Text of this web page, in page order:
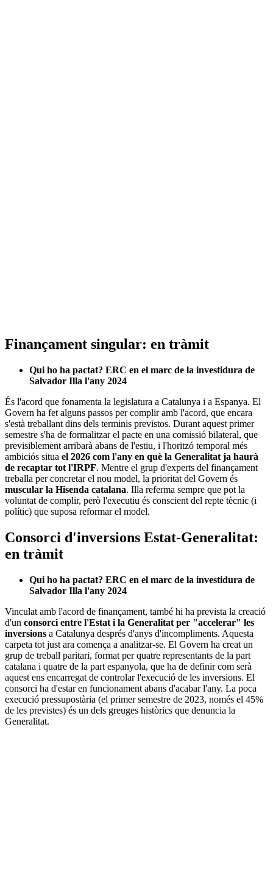
Finançament singular: en tràmit
Qui ho ha pactat? ERC en el marc de la investidura de
Salvador Illa l'any 2024
És l'acord que fonamenta la legislatura a Catalunya i a Espanya. El
Govern ha fet alguns passos per complir amb l'acord, que encara
s'està treballant dins dels terminis previstos. Durant aquest primer
semestre s'ha de formalitzar el pacte en una comissió bilateral, que
previsiblement arribarà abans de l'estiu, i l'horitzó temporal més
ambiciós situa el 2026 com l'any en què la Generalitat ja haurà
de recaptar tot l'IRPF. Mentre el grup d'experts del finançament
treballa per concretar el nou model, la prioritat del Govern és
muscular la Hisenda catalana. Illa referma sempre que pot la
voluntat de complir, però l'executiu és conscient del repte tècnic (i
polític) que suposa reformar el model.
Consorci d'inversions Estat-Generalitat:
en tràmit
Qui ho ha pactat? ERC en el marc de la investidura de
Salvador Illa l'any 2024
Vinculat amb l'acord de finançament, també hi ha prevista la creació
d'un consorci entre l'Estat i la Generalitat per "accelerar" les
inversions a Catalunya després d'anys d'incompliments. Aquesta
carpeta tot just ara comença a analitzar-se. El Govern ha creat un
grup de treball paritari, format per quatre representants de la part
catalana i quatre de la part espanyola, que ha de definir com serà
aquest ens encarregat de controlar l'execució de les inversions. El
consorci ha d'estar en funcionament abans d'acabar l'any. La poca
execució pressupostària (el primer semestre de 2023, només el 45%
de les previstes) és un dels greuges històrics que denuncia la
Generalitat.